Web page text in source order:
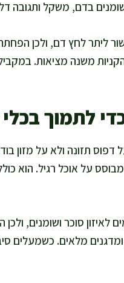
בדם, משקל ותגובה
ליתר לחץ דם, ולכן
הקניות משנה מציאות.
לתמוך
תזונה ולא על מזון
על אוכל רגיל. הוא
לאיזון סוכר ושומנים,
ומדגנים מלאים. כשמעלים